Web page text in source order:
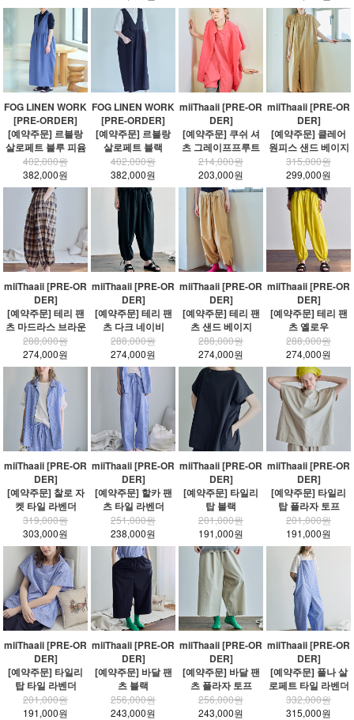
FOG LINEN WORK
[PRE-ORDER]
[예약주문] 르블랑
살로페트 블루 피윰
402,000원
382,000원
FOG LINEN WORK
[PRE-ORDER]
[예약주문] 르블랑
살로페트 블랙
402,000원
382,000원
miiThaaii [PRE-OR
DER]
[예약주문] 쿠쉬 셔
츠 그레이프프루트
214,000원
203,000원
miiThaaii [PRE-OR
DER]
[예약주문] 클레어
원피스 샌드 베이지
315,000원
299,000원
miiThaaii [PRE-OR
DER]
[예약주문] 테리 팬
츠 마드라스 브라운
288,000원
274,000원
miiThaaii [PRE-OR
DER]
[예약주문] 테리 팬
츠 다크 네이비
288,000원
274,000원
miiThaaii [PRE-OR
DER]
[예약주문] 테리 팬
츠 샌드 베이지
288,000원
274,000원
miiThaaii [PRE-OR
DER]
[예약주문] 테리 팬
츠 옐로우
288,000원
274,000원
miiThaaii [PRE-OR
DER]
[예약주문] 찰로 자
켓 타일 라벤더
319,000원
303,000원
miiThaaii [PRE-OR
DER]
[예약주문] 할카 팬
츠 타일 라벤더
251,000원
238,000원
miiThaaii [PRE-OR
DER]
[예약주문] 타일리
탑 블랙
201,000원
191,000원
miiThaaii [PRE-OR
DER]
[예약주문] 타일리
탑 플라자 토프
201,000원
191,000원
miiThaaii [PRE-OR
DER]
[예약주문] 타일리
탑 타일 라벤더
201,000원
191,000원
miiThaaii [PRE-OR
DER]
[예약주문] 바달 팬
츠 블랙
256,000원
243,000원
miiThaaii [PRE-OR
DER]
[예약주문] 바달 팬
츠 플라자 토프
256,000원
243,000원
miiThaaii [PRE-OR
DER]
[예약주문] 풀나 살
로페트 타일 라벤더
332,000원
315,000원